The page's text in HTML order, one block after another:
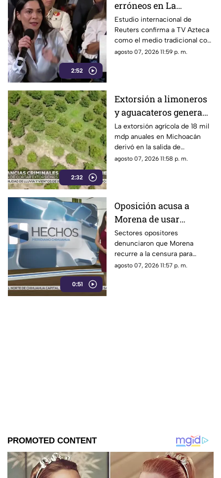
2:52
erróneos en La
Mañanera: Estudio de
Reuters confirma
liderazgo de TV Azteca
en alcance y
Estudio internacional de
Reuters confirma a TV Azteca
como el medio tradicional con
mayor alcance y credibilidad
agosto 07, 2026 11:59 p. m.
2:32
Extorsión a limoneros
y aguacateros genera
pérdidas de 18 mil mdp
en Michoacán
La extorsión agrícola de 18 mil
mdp anuales en Michoacán
derivó en la salida de
inspectores de EE. UU.,
agosto 07, 2026 11:58 p. m.
0:51
Oposición acusa a
Morena de usar
censura para ocultar
seńalamientos de
narcopolítica
Sectores opositores
denunciaron que Morena
recurre a la censura para
imponer su versión oficial y
agosto 07, 2026 11:57 p. m.